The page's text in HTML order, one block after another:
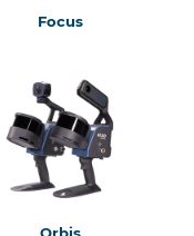
Focus
Focus